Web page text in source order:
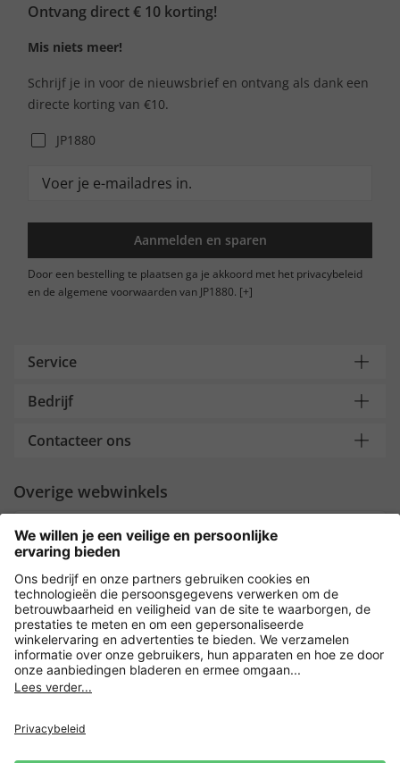
Ontvang direct € 10 korting!
Mis niets meer!
Schrijf je in voor de nieuwsbrief en ontvang als dank een
directe korting van €10.
JP1880
Aanmelden en sparen
Door een bestelling te plaatsen ga je akkoord met het privacybeleid
en de algemene voorwaarden van JP1880. [+]
Service
Bedrijf
Contacteer ons
Overige webwinkels
Nederland
Payment and Delivery
Versleuteling met